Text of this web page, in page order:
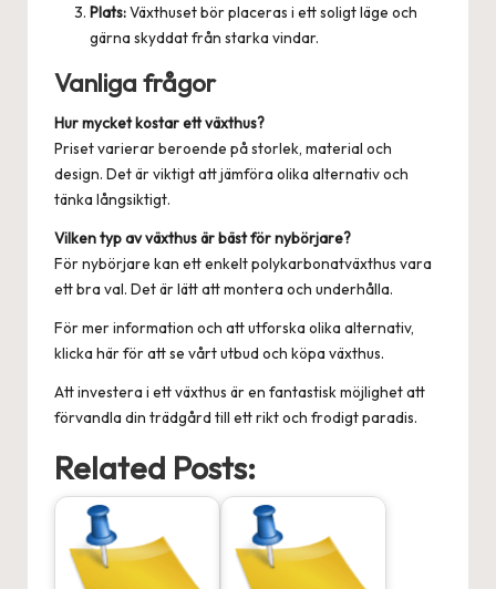
Plats:Växthuset bör placeras i ett soligt läge och
gärna skyddat från starka vindar.
Vanliga frågor
Hur mycket kostar ett växthus?
Priset varierar beroende på storlek, material och
design. Det är viktigt att jämföra olika alternativ och
tänka långsiktigt.
Vilken typ av växthus är bäst för nybörjare?
För nybörjare kan ett enkelt polykarbonatväxthus vara
ett bra val. Det är lätt att montera och underhålla.
För mer information och att utforska olika alternativ,
klicka här för att se vårt utbud och köpa växthus.
Att investera i ett växthus är en fantastisk möjlighet att
förvandla din trädgård till ett rikt och frodigt paradis.
Related Posts: